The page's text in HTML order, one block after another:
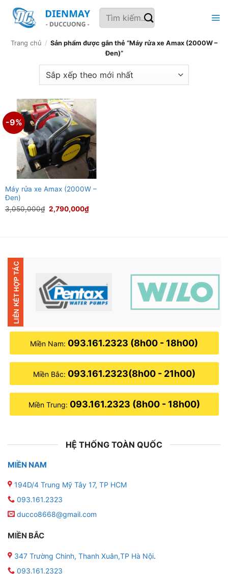
qua
dung
Tìm
kiếm:
Trang chủ / Sản phẩm được gắn thẻ “Máy rửa xe Amax (2000W –
Đen)”
-9%
Máy rửa xe Amax (2000W –
Đen)
3,050,000₫ Giá
gốc
2,790,000₫Giá
Miền Nam: 093.161.2323 (8h00 - 18h00)
Miền Bắc: 093.161.2323(8h00 - 21h00)
Miền Trung: 093.161.2323 (8h00 - 18h00)
HỆ THỐNG TOÀN QUỐC
MIỀN NAM
194D/4 Trung Mỹ Tây 17, TP HCM
093.161.2323
ducco8668@gmail.com
MIỀN BẮC
347 Trường Chinh, Thanh Xuân,TP Hà Nội.
093.161.2323